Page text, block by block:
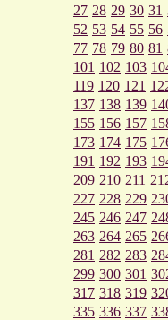
27 28 29 30 31
52 53 54 55 56
77 78 79 80 81
101 102 103
119 120 121
137 138 139
155 156 157
173 174 175
191 192 193
209 210 211
227 228 229
245 246 247
263 264 265
281 282 283
299 300 301
317 318 319
335 336 337